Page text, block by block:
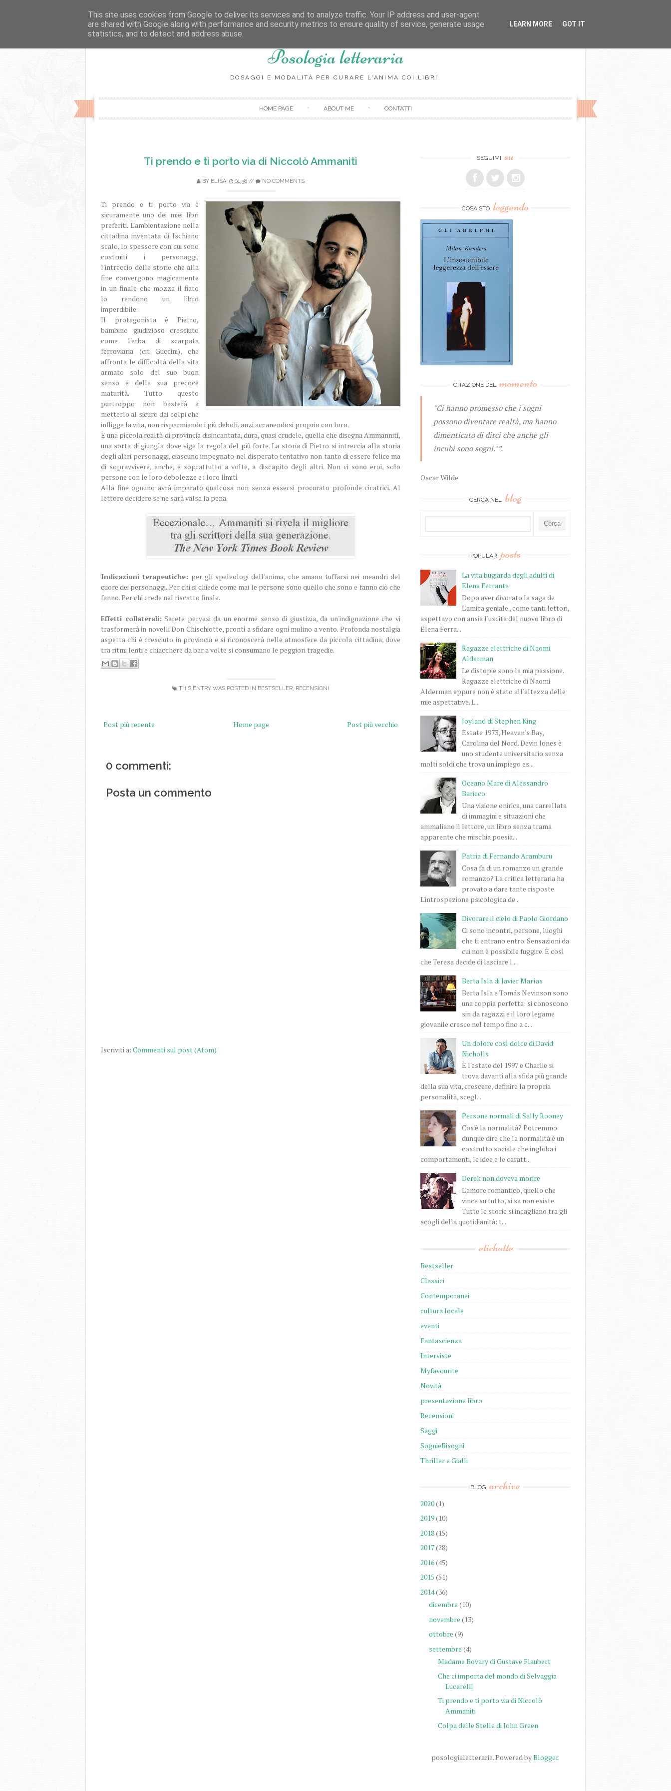
Posologia letteraria
DOSAGGI E MODALITÀ PER CURARE L'ANIMA COI LIBRI.
HOME PAGE ABOUT ME CONTATTI
Ti prendo e ti porto via di Niccolò Ammaniti
BY ELISA 01:38 // NO COMMENTS
Ti prendo e ti porto via è
sicuramente uno dei miei libri
preferiti. L'ambientazione nella
cittadina inventata di Ischiano
scalo, lo spessore con cui sono
costruiti i personaggi,
l'intreccio delle storie che alla
fine convergono magicamente
in un finale che mozza il fiato
lo rendono un libro
imperdibile.
Il protagonista è Pietro,
bambino giudizioso cresciuto
come l'erba di scarpata
ferroviaria (cit Guccini), che
affronta le difficoltà della vita
armato solo del suo buon
senso e della sua precoce
maturità. Tutto questo
purtroppo non basterà a
metterlo al sicuro dai colpi che
infligge la vita, non risparmiando i più deboli, anzi accanendosi proprio con loro.
È una piccola realtà di provincia disincantata, dura, quasi crudele, quella che disegna Ammanniti,
una sorta di giungla dove vige la regola del più forte. La storia di Pietro si intreccia alla storia
degli altri personaggi, ciascuno impegnato nel disperato tentativo non tanto di essere felice ma
di sopravvivere, anche, e soprattutto a volte, a discapito degli altri. Non ci sono eroi, solo
persone con le loro debolezze e i loro limiti.
Alla fine ognuno avrà imparato qualcosa non senza essersi procurato profonde cicatrici. Al
lettore decidere se ne sarà valsa la pena.
Indicazioni terapeutiche: per gli speleologi dell'anima, che amano tuffarsi nei meandri del
cuore dei personaggi. Per chi si chiede come mai le persone sono quello che sono e fanno ciò che
fanno. Per chi crede nel riscatto finale.
Effetti collaterali: Sarete pervasi da un enorme senso di giustizia, da un'indignazione che vi
trasformerà in novelli Don Chischiotte, pronti a sfidare ogni mulino a vento. Profonda nostalgia
aspetta chi è cresciuto in provincia e si riconoscerà nelle atmosfere da piccola cittadina, dove
tra ritmi lenti e chiacchere da bar a volte si consumano le peggiori tragedie.
THIS ENTRY WAS POSTED IN BESTSELLER, RECENSIONI
Post più recente Post più vecchio
Home page
0 commenti:
Posta un commento
Iscriviti a: Commenti sul post (Atom)
SEGUIMI su
COSA STO leggendo
CITAZIONE DEL momento
"Ci hanno promesso che i sogni
possono diventare realtà, ma hanno
dimenticato di dirci che anche gli
incubi sono sogni."”.
Oscar Wilde
CERCA NEL blog
POPULAR posts
La vita bugiarda degli adulti di
Elena Ferrante
Dopo aver divorato la saga de
L'amica geniale , come tanti lettori,
aspettavo con ansia l'uscita del nuovo libro di
Elena Ferra...
Ragazze elettriche di Naomi
Alderman
Le distopie sono la mia passione.
Ragazze elettriche di Naomi
Alderman eppure non è stato all'altezza delle
mie aspettative. L...
Joyland di Stephen King
Estate 1973, Heaven's Bay,
Carolina del Nord. Devin Jones è
uno studente universitario senza
molti soldi che trova un impiego es...
Oceano Mare di Alessandro
Baricco
Una visione onirica, una carrellata
di immagini e situazioni che
ammaliano il lettore, un libro senza trama
apparente che mischia poesia...
Patria di Fernando Aramburu
Cosa fa di un romanzo un grande
romanzo? La critica letteraria ha
provato a dare tante risposte.
L'introspezione psicologica de...
Divorare il cielo di Paolo Giordano
Ci sono incontri, persone, luoghi
che ti entrano entro. Sensazioni da
cui non è possibile fuggire. È così
che Teresa decide di lasciare l...
Berta Isla di Javier Marías
Berta Isla e Tomás Nevinson sono
una coppia perfetta: si conoscono
sin da ragazzi e il loro legame
giovanile cresce nel tempo fino a c...
Un dolore così dolce di David
Nicholls
È l'estate del 1997 e Charlie si
trova davanti alla sfida più grande
della sua vita, crescere, definire la propria
personalità, scegl...
Persone normali di Sally Rooney
Cos'è la normalità? Potremmo
dunque dire che la normalità è un
costrutto sociale che ingloba i
comportamenti, le idee e le caratt...
Derek non doveva morire
L'amore romantico, quello che
vince su tutto, si sa non esiste.
Tutte le storie si incagliano tra gli
scogli della quotidianità: t...
etichette
Bestseller
Classici
Contemporanei
cultura locale
eventi
Fantascienza
Interviste
Myfavourite
Novità
presentazione libro
Recensioni
Saggi
SognieBisogni
Thriller e Gialli
BLOG archive
2020(1)
2019(10)
2018(15)
2017(28)
2016(45)
2015 (51)
2014(36)
dicembre (10)
novembre (13)
ottobre (9)
settembre (4)
Madame Bovary di Gustave Flaubert
Che ci importa del mondo di Selvaggia
Lucarelli
Ti prendo e ti porto via di Niccolò
Ammaniti
Colpa delle Stelle di John Green
posologialetteraria. Powered byBlogger.
This site uses cookies from Google to deliver its services and to analyze traffic. Your IP address and user-agent
are shared with Google along with performance and security metrics to ensure quality of service, generate usage
statistics, and to detect and address abuse.
LEARN MORE GOT IT